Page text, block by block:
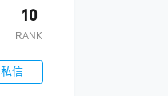
10
RANK
私信